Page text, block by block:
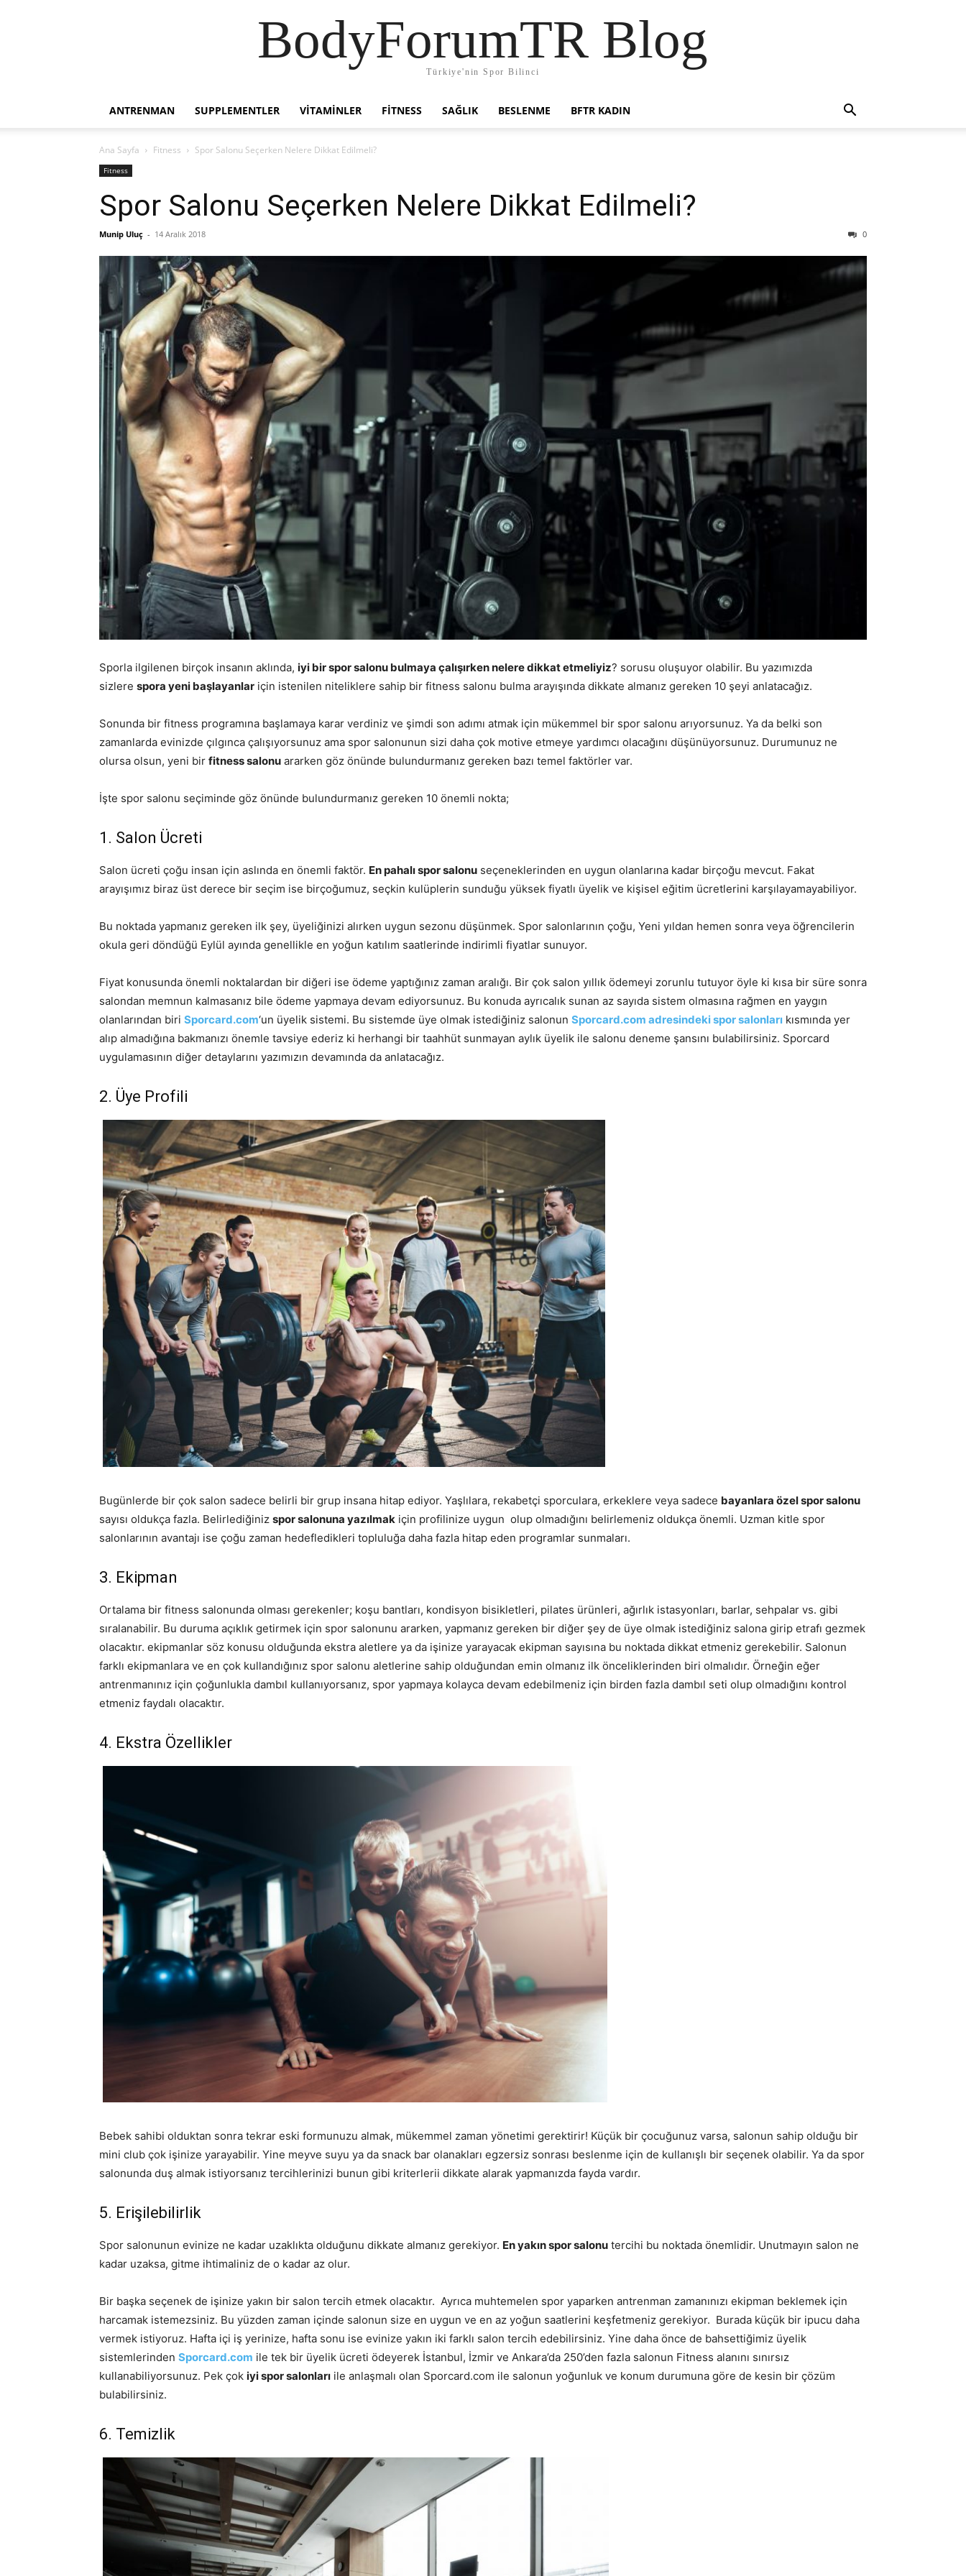
BodyForumTR Blog
Türkiye'nin Spor Bilinci
ANTRENMAN SUPPLEMENTLER VITAMINLER FITNESS SAĞLIK BESLENME BFTR KADIN
Ana Sayfa Fitness Spor Salonu Seçerken Nelere Dikkat Edilmeli?
Fitness
Spor Salonu Seçerken Nelere Dikkat Edilmeli?
Munip Uluç - 14 Aralık 2018 0
Sporla ilgilenen birçok insanın aklında, iyi bir spor salonu bulmaya çalışırken nelere dikkat etmeliyiz? sorusu oluşuyor olabilir. Bu yazımızda
sizlere spora yeni başlayanlar için istenilen niteliklere sahip bir fitness salonu bulma arayışında dikkate almanız gereken 10 şeyi anlatacağız.
Sonunda bir fitness programına başlamaya karar verdiniz ve şimdi son adımı atmak için mükemmel bir spor salonu arıyorsunuz. Ya da belki son
zamanlarda evinizde çılgınca çalışıyorsunuz ama spor salonunun sizi daha çok motive etmeye yardımcı olacağını düşünüyorsunuz. Durumunuz ne
olursa olsun, yeni bir fitness salonu ararken göz önünde bulundurmanız gereken bazı temel faktörler var.
İşte spor salonu seçiminde göz önünde bulundurmanız gereken 10 önemli nokta;
1. Salon Ücreti
Salon ücreti çoğu insan için aslında en önemli faktör. En pahalı spor salonu seçeneklerinden en uygun olanlarına kadar birçoğu mevcut. Fakat
arayışımız biraz üst derece bir seçim ise birçoğumuz, seçkin kulüplerin sunduğu yüksek fiyatlı üyelik ve kişisel eğitim ücretlerini karşılayamayabiliyor.
Bu noktada yapmanız gereken ilk şey, üyeliğinizi alırken uygun sezonu düşünmek. Spor salonlarının çoğu, Yeni yıldan hemen sonra veya öğrencilerin
okula geri döndüğü Eylül ayında genellikle en yoğun katılım saatlerinde indirimli fiyatlar sunuyor.
Fiyat konusunda önemli noktalardan bir diğeri ise ödeme yaptığınız zaman aralığı. Bir çok salon yıllık ödemeyi zorunlu tutuyor öyle ki kısa bir süre sonra
salondan memnun kalmasanız bile ödeme yapmaya devam ediyorsunuz. Bu konuda ayrıcalık sunan az sayıda sistem olmasına rağmen en yaygın
olanlarından biri Sporcard.com‘un üyelik sistemi. Bu sistemde üye olmak istediğiniz salonun Sporcard.com adresindeki spor salonları kısmında yer
alıp almadığına bakmanızı önemle tavsiye ederiz ki herhangi bir taahhüt sunmayan aylık üyelik ile salonu deneme şansını bulabilirsiniz. Sporcard
uygulamasının diğer detaylarını yazımızın devamında da anlatacağız.
2. Üye Profili
Bugünlerde bir çok salon sadece belirli bir grup insana hitap ediyor. Yaşlılara, rekabetçi sporculara, erkeklere veya sadece bayanlara özel spor salonu
sayısı oldukça fazla. Belirlediğiniz spor salonuna yazılmak için profilinize uygun olup olmadığını belirlemeniz oldukça önemli. Uzman kitle spor
salonlarının avantajı ise çoğu zaman hedefledikleri topluluğa daha fazla hitap eden programlar sunmaları.
3. Ekipman
Ortalama bir fitness salonunda olması gerekenler; koşu bantları, kondisyon bisikletleri, pilates ürünleri, ağırlık istasyonları, barlar, sehpalar vs. gibi
sıralanabilir. Bu duruma açıklık getirmek için spor salonunu ararken, yapmanız gereken bir diğer şey de üye olmak istediğiniz salona girip etrafı gezmek
olacaktır. ekipmanlar söz konusu olduğunda ekstra aletlere ya da işinize yarayacak ekipman sayısına bu noktada dikkat etmeniz gerekebilir. Salonun
farklı ekipmanlara ve en çok kullandığınız spor salonu aletlerine sahip olduğundan emin olmanız ilk önceliklerinden biri olmalıdır. Örneğin eğer
antrenmanınız için çoğunlukla dambıl kullanıyorsanız, spor yapmaya kolayca devam edebilmeniz için birden fazla dambıl seti olup olmadığını kontrol
etmeniz faydalı olacaktır.
4. Ekstra Özellikler
Bebek sahibi olduktan sonra tekrar eski formunuzu almak, mükemmel zaman yönetimi gerektirir! Küçük bir çocuğunuz varsa, salonun sahip olduğu bir
mini club çok işinize yarayabilir. Yine meyve suyu ya da snack bar olanakları egzersiz sonrası beslenme için de kullanışlı bir seçenek olabilir. Ya da spor
salonunda duş almak istiyorsanız tercihlerinizi bunun gibi kriterlerii dikkate alarak yapmanızda fayda vardır.
5. Erişilebilirlik
Spor salonunun evinize ne kadar uzaklıkta olduğunu dikkate almanız gerekiyor. En yakın spor salonu tercihi bu noktada önemlidir. Unutmayın salon ne
kadar uzaksa, gitme ihtimaliniz de o kadar az olur.
Bir başka seçenek de işinize yakın bir salon tercih etmek olacaktır. Ayrıca muhtemelen spor yaparken antrenman zamanınızı ekipman beklemek için
harcamak istemezsiniz. Bu yüzden zaman içinde salonun size en uygun ve en az yoğun saatlerini keşfetmeniz gerekiyor. Burada küçük bir ipucu daha
vermek istiyoruz. Hafta içi iş yerinize, hafta sonu ise evinize yakın iki farklı salon tercih edebilirsiniz. Yine daha önce de bahsettiğimiz üyelik
sistemlerinden Sporcard.com ile tek bir üyelik ücreti ödeyerek İstanbul, İzmir ve Ankara’da 250’den fazla salonun Fitness alanını sınırsız
kullanabiliyorsunuz. Pek çok iyi spor salonları ile anlaşmalı olan Sporcard.com ile salonun yoğunluk ve konum durumuna göre de kesin bir çözüm
bulabilirsiniz.
6. Temizlik